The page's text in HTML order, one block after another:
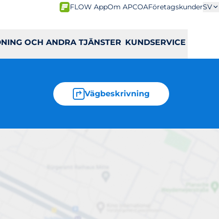
FLOW AppOm APCOAFöretagskunderSV
OCH ANDRA TJÄNSTER KUNDSERVICE
Vägbeskrivning